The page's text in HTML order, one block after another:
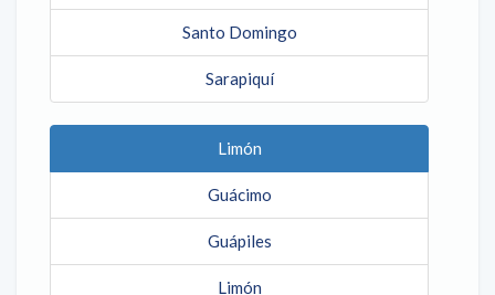
Santo Domingo
Sarapiquí
Limón
Guácimo
Guápiles
Limón